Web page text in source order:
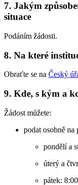
7. Jakým
situace
Podáním žádosti.
8. Na které
Obraťte se na Český
9. Kde, s kým a
Žádost můžete:
podat osobně
pondělí a
úterý a
pátek: